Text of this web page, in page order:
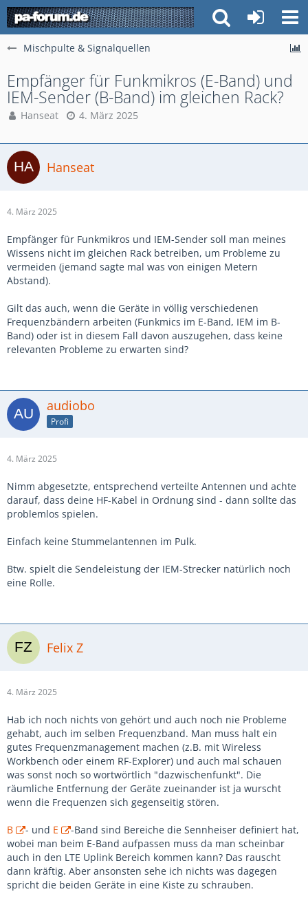
Mischpulte & Signalquellen
Empfänger für Funkmikros (E-Band) und
IEM-Sender (B-Band) im gleichen Rack?
Hanseat 4. März 2025
Hanseat
4. März 2025
Empfänger für Funkmikros und IEM-Sender soll man meines
Wissens nicht im gleichen Rack betreiben, um Probleme zu
vermeiden (jemand sagte mal was von einigen Metern
Abstand).
Gilt das auch, wenn die Geräte in völlig verschiedenen
Frequenzbändern arbeiten (Funkmics im E-Band, IEM im B-
Band) oder ist in diesem Fall davon auszugehen, dass keine
relevanten Probleme zu erwarten sind?
audiobo
Profi
4. März 2025
Nimm abgesetzte, entsprechend verteilte Antennen und achte
darauf, dass deine HF-Kabel in Ordnung sind - dann sollte das
problemlos spielen.
Einfach keine Stummelantennen im Pulk.
Btw. spielt die Sendeleistung der IEM-Strecker natürlich noch
eine Rolle.
Felix Z
4. März 2025
Hab ich noch nichts von gehört und auch noch nie Probleme
gehabt, auch im selben Frequenzband. Man muss halt ein
gutes Frequenzmanagement machen (z.B. mit Wireless
Workbench oder einem RF-Explorer) und auch mal schauen
was sonst noch so wortwörtlich "dazwischenfunkt". Die
räumliche Entfernung der Geräte zueinander ist ja wurscht
wenn die Frequenzen sich gegenseitig stören.
B - und E
-Band sind Bereiche die Sennheiser definiert hat,
wobei man beim E-Band aufpassen muss da man scheinbar
auch in den LTE Uplink Bereich kommen kann? Das rauscht
dann kräftig. Aber ansonsten sehe ich nichts was dagegen
spricht die beiden Geräte in eine Kiste zu schrauben.